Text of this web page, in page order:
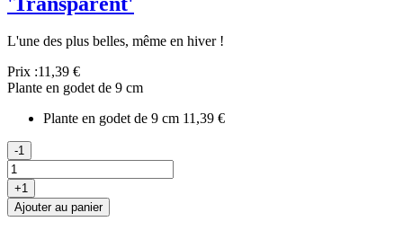
L'une des plus belles, même en hiver !
Prix :11,39 €
Plante en godet de 9 cm
Plante en godet de 9 cm 11,39 €
-1
+1
Ajouter au panier